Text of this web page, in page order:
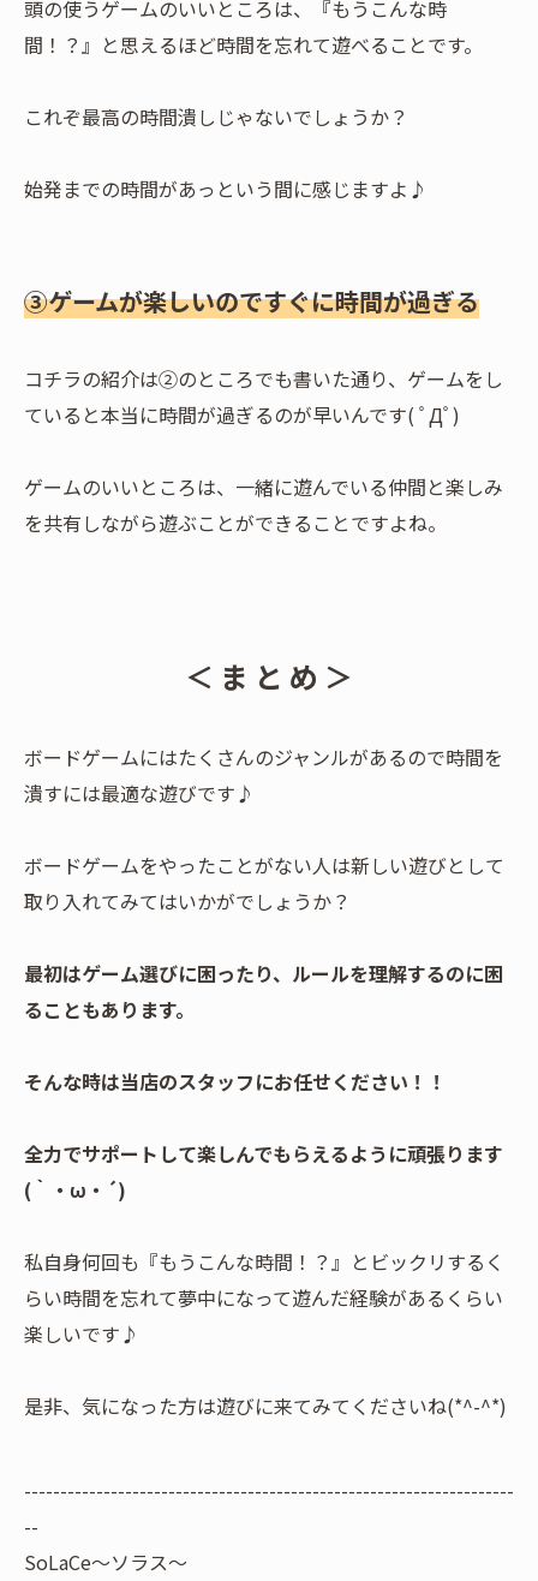
頭の使うゲームのいいところは、『もうこんな時
間！？』と思えるほど時間を忘れて遊べることです。
これぞ最高の時間潰しじゃないでしょうか？
始発までの時間があっという間に感じますよ♪
③ゲームが楽しいのですぐに時間が過ぎる
コチラの紹介は②のところでも書いた通り、ゲームをし
ていると本当に時間が過ぎるのが早いんです( ﾟДﾟ)
ゲームのいいところは、一緒に遊んでいる仲間と楽しみ
を共有しながら遊ぶことができることですよね。
＜ ま と め ＞
ボードゲームにはたくさんのジャンルがあるので時間を
潰すには最適な遊びです♪
ボードゲームをやったことがない人は新しい遊びとして
取り入れてみてはいかがでしょうか？
最初はゲーム選びに困ったり、ルールを理解するのに困
ることもあります。
そんな時は当店のスタッフにお任せください！！
全力でサポートして楽しんでもらえるように頑張ります
(｀・ω・´)
私自身何回も『もうこんな時間！？』とビックリするく
らい時間を忘れて夢中になって遊んだ経験があるくらい
楽しいです♪
是非、気になった方は遊びに来てみてくださいね(*^-^*)
--------------------------------------------------------------------
--
SoLaCe～ソラス～